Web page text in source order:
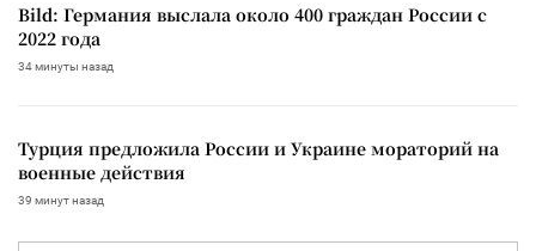
Bild: Германия выслала около 400 граждан России с
2022 года
34 минуты назад
Турция предложила России и Украине мораторий на
военные действия
39 минут назад